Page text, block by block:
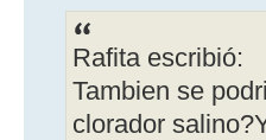
Rafita escribió:
Tambien se
clorador